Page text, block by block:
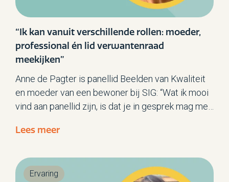
“Ik kan vanuit verschillende rollen: moeder,
professional én lid verwantenraad
meekijken”
Anne de Pagter is panellid Beelden van Kwaliteit
en moeder van een bewoner bij SIG: “Wat ik mooi
vind aan panellid zijn, is dat je in gesprek mag met
op het team loslaten, bespreken we die eerst met
vanuit een andere hoek. Ook houd je elkaar scherp
zodat je de vragen zonder oordeel kunt stellen.”
Lees meer
Ervaring